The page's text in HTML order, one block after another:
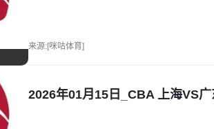
来源:[咪咕体育]
2026年01月15日_CBA 上海VS广